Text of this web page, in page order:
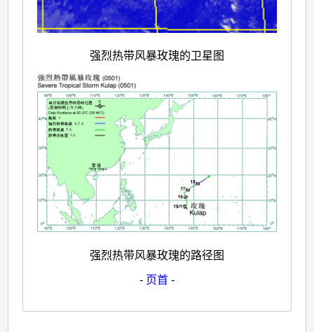
强烈热带风暴玫瑰的卫星图
强烈热带风暴玫瑰的路径图
- 页首 -